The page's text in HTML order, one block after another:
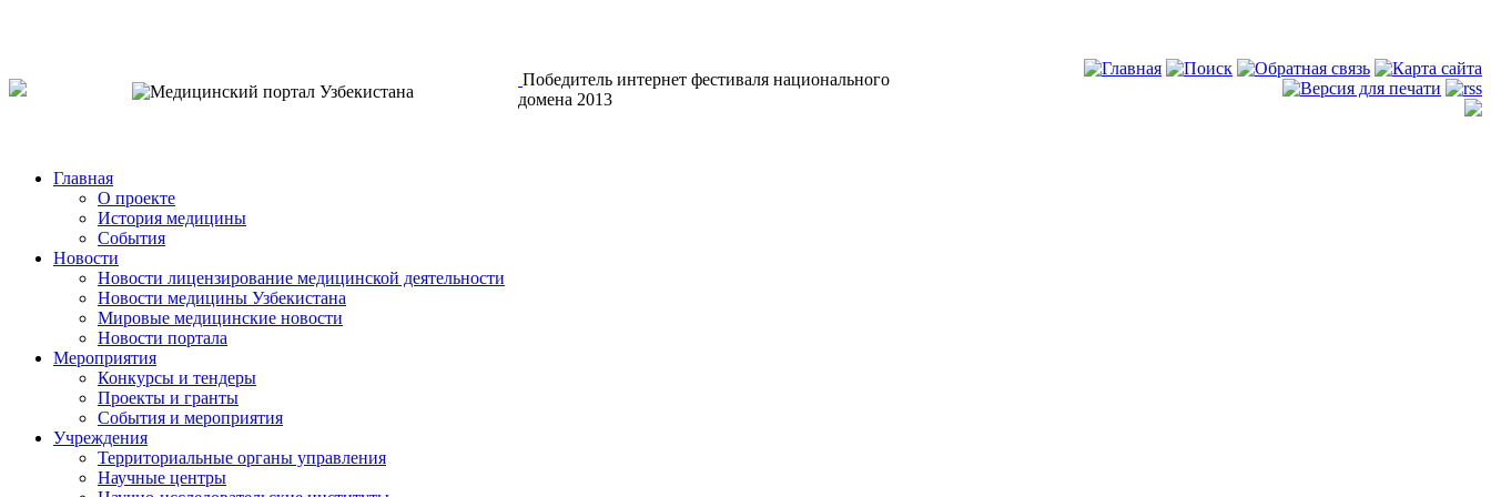
Победитель интернет фестиваля национального
домена 2013
Главная
О проекте
История медицины
События
Новости
Новости лицензирование медицинской деятельности
Новости медицины Узбекистана
Мировые медицинские новости
Новости портала
Мероприятия
Конкурсы и тендеры
Проекты и гранты
События и мероприятия
Учреждения
Территориальные органы управления
Научные центры